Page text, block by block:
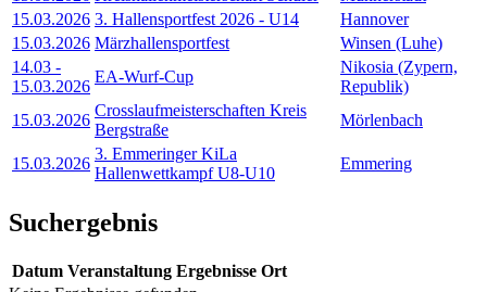
15.03.2026 3. Hallensportfest 2026 - U14
Hannover
15.03.2026 Märzhallensportfest
Winsen (Luhe)
14.03 -
15.03.2026
EA-Wurf-Cup
Nikosia (Zypern,
Republik)
15.03.2026
Crosslaufmeisterschaften Kreis
Bergstraße
Mörlenbach
15.03.2026
3. Emmeringer KiLa
Hallenwettkampf U8-U10
Emmering
Suchergebnis
Datum Veranstaltung Ergebnisse Ort